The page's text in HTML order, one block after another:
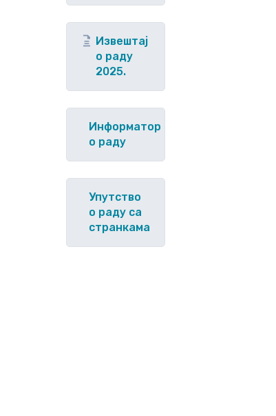
Извештај
о раду
2025.
Информатор
о раду
Упутство
o раду са
странкама